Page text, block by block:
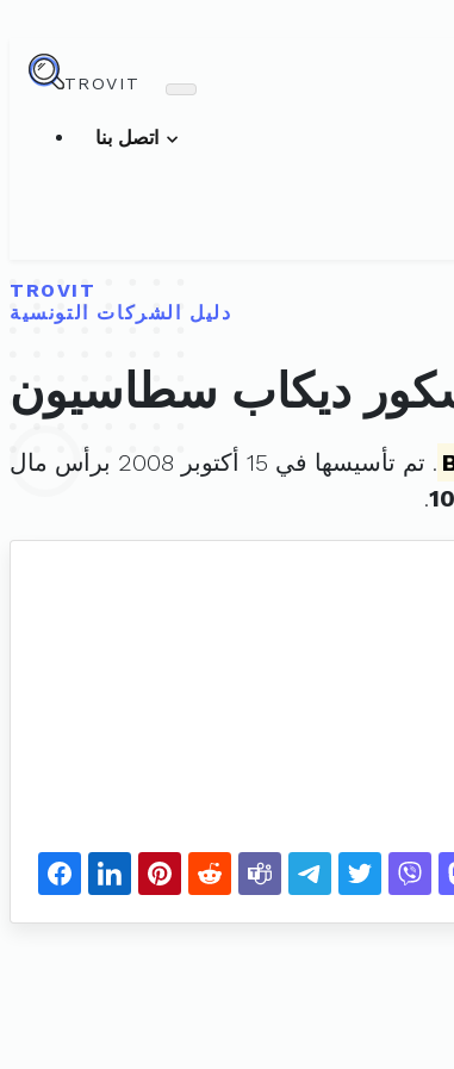
TROVIT
TROVIT
دليل الشركات التونسية
ديكاب سطاسيون
. تم تأسيسها في 15 أكتوبر 2008 برأس مال
.